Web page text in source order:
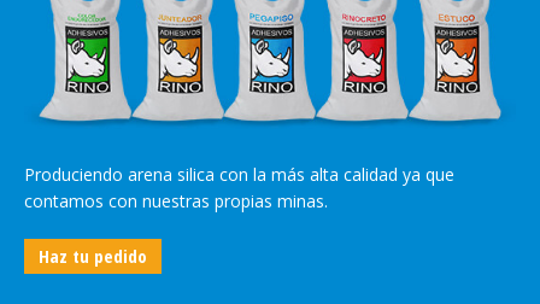
Produciendo arena silica con la más alta calidad ya que
contamos con nuestras propias minas.
Haz tu pedido